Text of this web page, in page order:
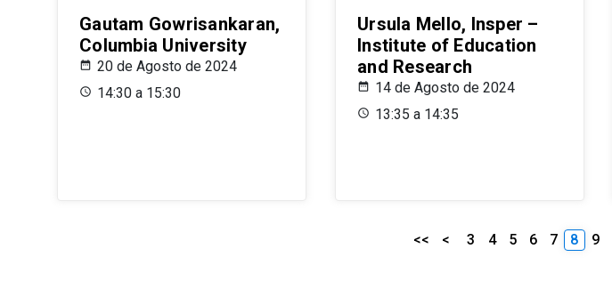
Gautam Gowrisankaran,
Columbia University
20 de Agosto de 2024
14:30 a 15:30
Ursula Mello, Insper –
Institute of Education
and Research
14 de Agosto de 2024
13:35 a 14:35
<< < 3 4 5 6 7 8 9